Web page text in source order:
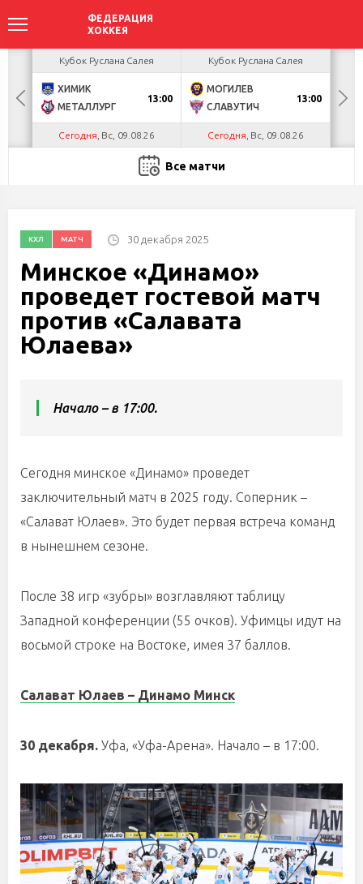
БУЛ
Кубок Руслана Салея
ХИМИК
МЕТАЛЛУРГ
13:00
Сегодня , Вс, 09.08.26
Кубок Руслана Салея
МОГИЛЕВ
СЛАВУТИЧ
13:00
Сегодня , Вс, 09.08.26
Все матчи
КХЛ МАТЧ 30 декабря 2025
Минское «Динамо»
проведет гостевой матч
против «Салавата
Юлаева»
Начало – в 17:00.
Сегодня минское «Динамо» проведет
заключительный матч в 2025 году. Соперник –
«Салават Юлаев». Это будет первая встреча команд
в нынешнем сезоне.
После 38 игр «зубры» возглавляют таблицу
Западной конференции (55 очков). Уфимцы идут на
восьмой строке на Востоке, имея 37 баллов.
Салават Юлаев – Динамо Минск
30 декабря. Уфа, «Уфа-Арена». Начало – в 17:00.